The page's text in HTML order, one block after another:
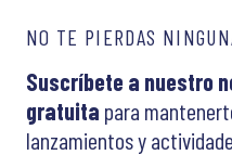
NO TE PIERDAS
Suscríbete a nuestro
gratuita para
lanzamientos y